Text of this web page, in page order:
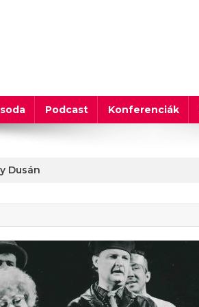
Podcast Konferenciák
Dusán